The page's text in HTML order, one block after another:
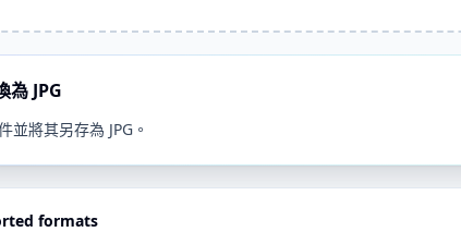
為 JPG
並將其另存為 JPG。
formats